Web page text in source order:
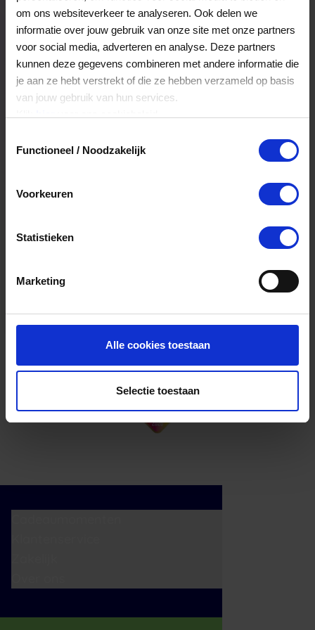
om ons websiteverkeer te analyseren. Ook delen we
informatie over jouw gebruik van onze site met onze partners
voor social media, adverteren en analyse. Deze partners
kunnen deze gegevens combineren met andere informatie die
je aan ze hebt verstrekt of die ze hebben verzameld op basis
van jouw gebruik van hun services.
Functioneel / Noodzakelijk
Voorkeuren
Statistieken
Marketing
Alle cookies toestaan
Selectie toestaan
Veelgestelde Vragen
Hoelang blijft mijn saldo geldig?
Het volledige saldo op de VVV cadeaukaart
is minimaal drie jaar geldig.
Kan ik het saldo in delen besteden?
cadeaukaart in delen uitgeven.
Ja, je mag het saldo van je VVV
cadeaukaart in delen uitgeven.